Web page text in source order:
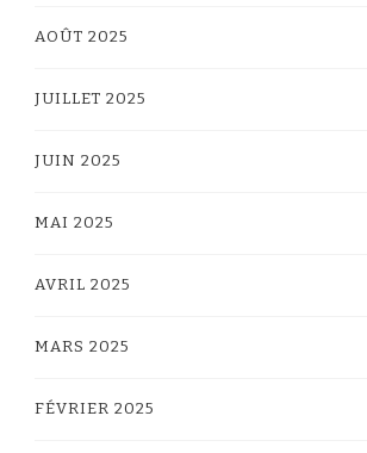
AOÛT 2025
JUILLET 2025
JUIN 2025
MAI 2025
AVRIL 2025
MARS 2025
FÉVRIER 2025